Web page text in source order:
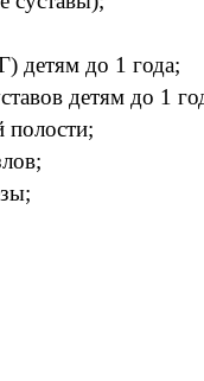
детям до 1 года;
детям до 1